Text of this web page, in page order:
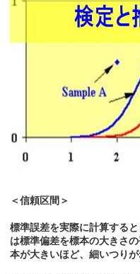
＜信頼区間＞
標準誤差を実際に計算する
は標準偏差を標本の大きさ
本が大きいほど、細いつりが